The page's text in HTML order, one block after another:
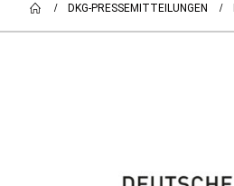
DKG-PRESSEMITTEILUNGEN